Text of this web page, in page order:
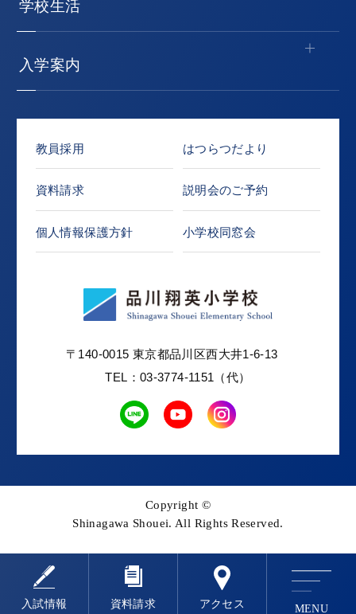
⼊試情報 資料請求 アクセス
学校生活
入学案内
教員採用 はつらつだより
資料請求 説明会のご予約
個人情報保護方針 小学校同窓会
〒140-0015 東京都品川区西大井1-6-13
TEL：03-3774-1151（代）
Copyright ©
Shinagawa Shouei. All Rights Reserved.